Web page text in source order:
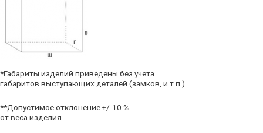
*Габариты изделий приведены без учета
габаритов выступающих деталей (замков, и т.п.)
**Допустимое отклонение +/-10 %
от веса изделия.